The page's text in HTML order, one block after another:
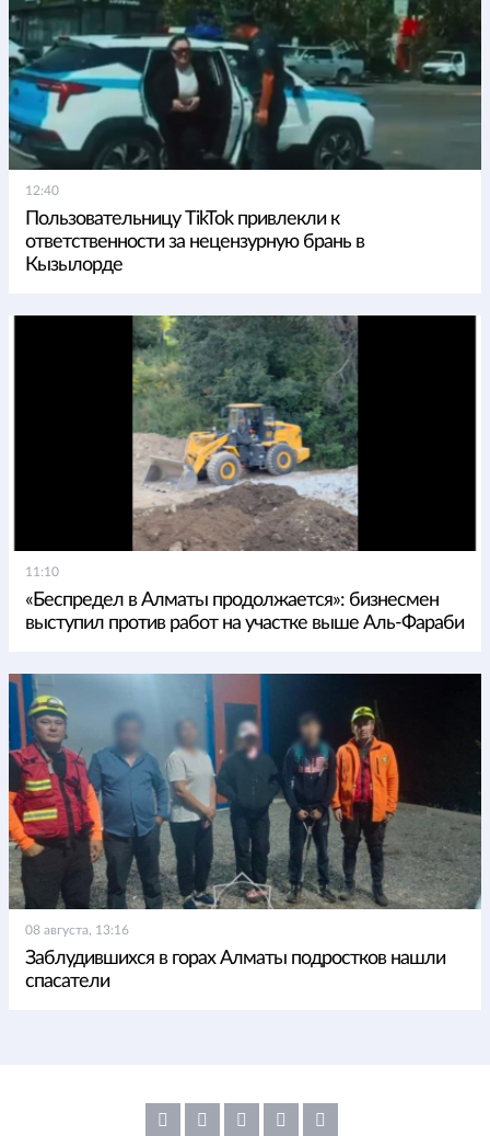
12:40
Пользовательницу TikTok привлекли к
ответственности за нецензурную брань в
Кызылорде
11:10
«Беспредел в Алматы продолжается»: бизнесмен
выступил против работ на участке выше Аль-Фараби
08 августа, 13:16
Заблудившихся в горах Алматы подростков нашли
спасатели